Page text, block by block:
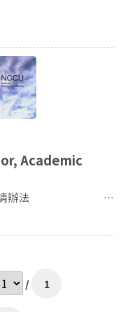
Academic
主修申請辦法
格: 在原學
名人數若低於10人
試，占總成績百
/ 1